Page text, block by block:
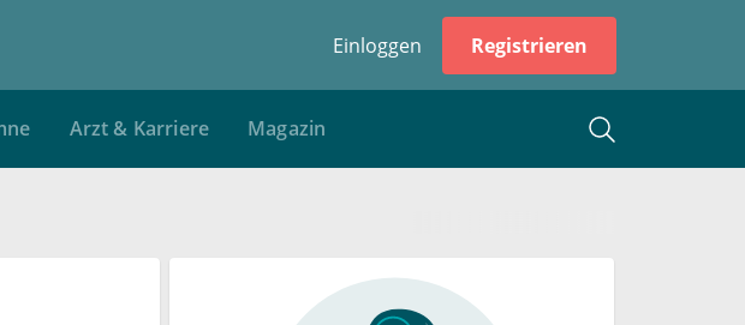
Einloggen Registrieren
Arzt & Karriere Magazin